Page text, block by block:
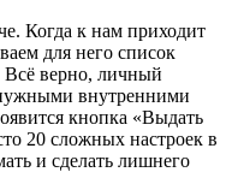
Когда к нам приходит
для него список
Всё верно, личный
внутренними
кнопка «Выдать
20 сложных настроек в
и сделать лишнего